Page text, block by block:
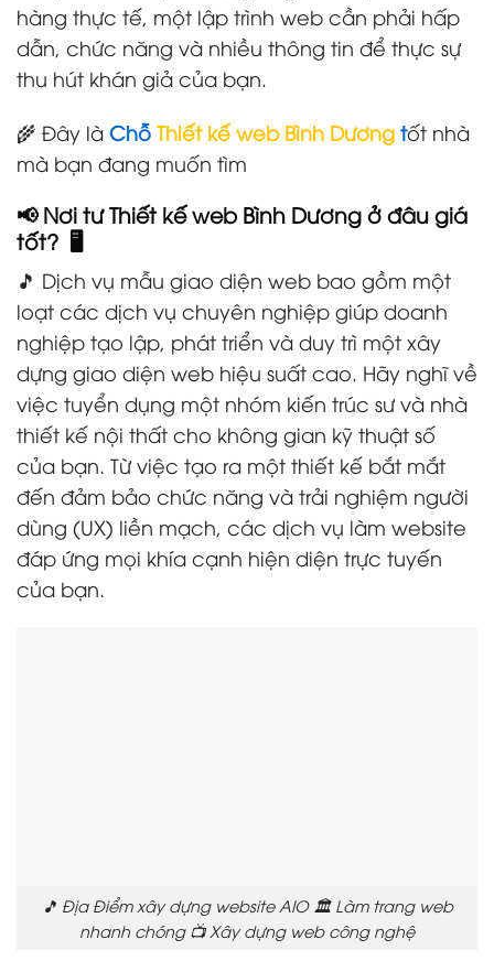
hàng thực tế, một lập trình web cần phải hấp
dẫn, chức năng và nhiều thông tin để thực sự
thu hút khán giả của bạn.
🌾 Đây là Chỗ Thiết kế web Bình Dương tốt nhà
mà bạn đang muốn tìm
📢 Nơi tư Thiết kế web Bình Dương ở đâu giá
tốt? 🖥️
🎵 Dịch vụ mẫu giao diện web bao gồm một
loạt các dịch vụ chuyên nghiệp giúp doanh
nghiệp tạo lập, phát triển và duy trì một xây
dựng giao diện web hiệu suất cao. Hãy nghĩ về
việc tuyển dụng một nhóm kiến trúc sư và nhà
thiết kế nội thất cho không gian kỹ thuật số
của bạn. Từ việc tạo ra một thiết kế bắt mắt
đến đảm bảo chức năng và trải nghiệm người
dùng (UX) liền mạch, các dịch vụ làm website
đáp ứng mọi khía cạnh hiện diện trực tuyến
của bạn.
🎵 Địa Điểm xây dựng website AIO 🏛️ Làm trang web
nhanh chóng 📺 Xây dựng web công nghệ